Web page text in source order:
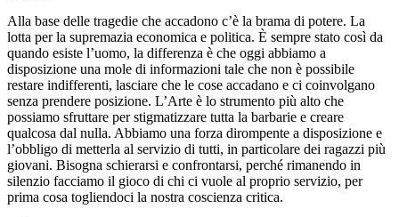
Alla base delle tragedie che accadono c’è la brama di potere. La
lotta per la supremazia economica e politica. È sempre stato così da
quando esiste l’uomo, la differenza è che oggi abbiamo a
disposizione una mole di informazioni tale che non è possibile
restare indifferenti, lasciare che le cose accadano e ci coinvolgano
senza prendere posizione. L’Arte è lo strumento più alto che
possiamo sfruttare per stigmatizzare tutta la barbarie e creare
qualcosa dal nulla. Abbiamo una forza dirompente a disposizione e
l’obbligo di metterla al servizio di tutti, in particolare dei ragazzi più
giovani. Bisogna schierarsi e confrontarsi, perché rimanendo in
silenzio facciamo il gioco di chi ci vuole al proprio servizio, per
prima cosa togliendoci la nostra coscienza critica.